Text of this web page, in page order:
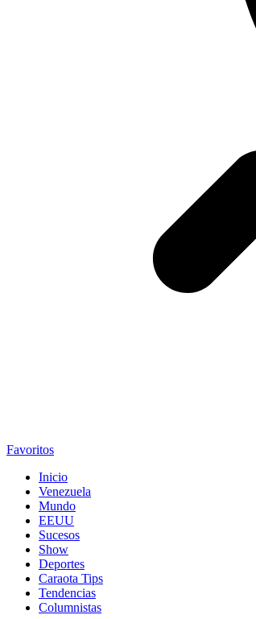
Favoritos
Inicio
Venezuela
Mundo
EEUU
Sucesos
Show
Deportes
Caraota Tips
Tendencias
Columnistas